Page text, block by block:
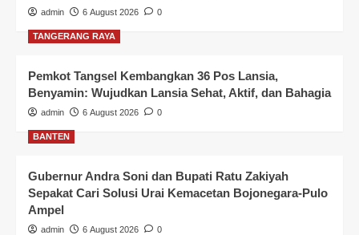
admin 6 August 2026 0
TANGERANG RAYA
Pemkot Tangsel Kembangkan 36 Pos Lansia,
Benyamin: Wujudkan Lansia Sehat, Aktif, dan Bahagia
admin 6 August 2026 0
BANTEN
Gubernur Andra Soni dan Bupati Ratu Zakiyah
Sepakat Cari Solusi Urai Kemacetan Bojonegara-Pulo
Ampel
admin 6 August 2026 0